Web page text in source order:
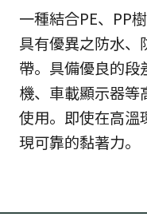
一種結合PE、PP
具有優異之防水、
帶。具備優良的段
機、車載顯示器等
使用。即使在高溫
現可靠的黏著力。